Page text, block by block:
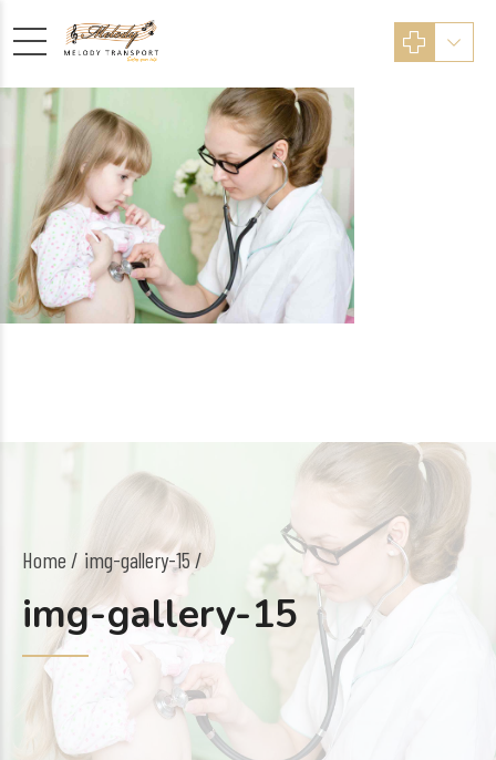
Home img-gallery-15 /
img-gallery-15